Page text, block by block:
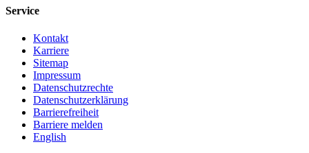
Service
Kontakt
Karriere
Sitemap
Impressum
Datenschutzrechte
Datenschutzerklärung
Barrierefreiheit
Barriere melden
English